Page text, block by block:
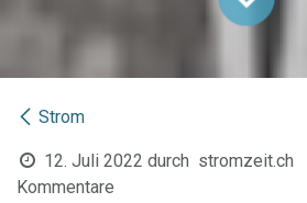
Strom
12. Juli 2022 durch stromzeit.ch
Kommentare